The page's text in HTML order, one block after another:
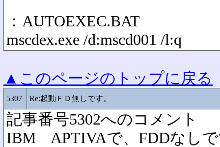
：AUTOEXEC.BAT
mscdex.exe /d:mscd001 /l:q
▲このページのトップに戻る
5307 Re:起動ＦＤ無しです。
記事番号5302へのコメント
IBM APTIVAで、FDDなし